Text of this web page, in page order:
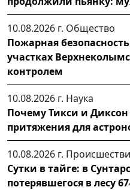
10.08.2026 г. Общество
Пожарная
участках
контролем
10.08.2026 г. Наука
Почему Тикси и Диксон
притяжения для
10.08.2026 г.
Сутки в тайге: в
потерявшегося в лесу